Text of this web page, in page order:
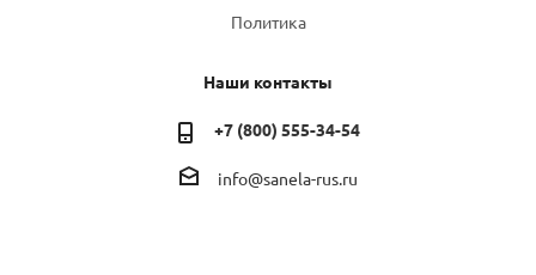
Политика
Наши контакты
+7 (800) 555-34-54
info@sanela-rus.ru